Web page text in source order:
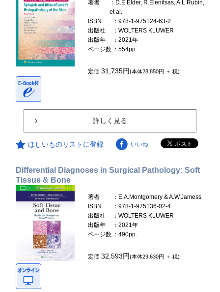
著者
：D.E.Elder, R.Elenitsas, A.L.Rubin,
et al.
ISBN
：978-1-975124-63-2
出版社
：WOLTERS KLUWER
出版年
：2021年
ページ数 ：554pp.
定価31,735円(本体28,850円 ＋ 税)
詳しく見る
ほしいものリストに登録 いいね
Differential Diagnoses in Surgical Pathology: Soft
Tissue & Bone
著者
：E.A.Montgomery & A.W.Jamess
ISBN
：978-1-975136-02-4
出版社
：WOLTERS KLUWER
出版年
：2021年
ページ数 ：490pp.
定価32,593円(本体29,630円 ＋ 税)